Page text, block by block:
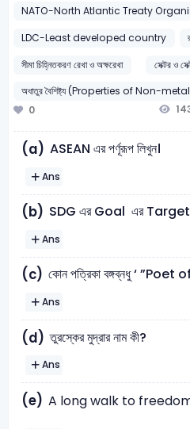
NATO-North Atlantic Treaty
LDC-Least developed country
সীমা চিহ্নিতকরণ রেখা ও অক্ষরেখা
সেক্টর ও
অধাতুর বৈশিষ্ট্য (Properties of Non-
0
(a) ASEAN এর পর্ণূরূপ লিখুন।
Ans
(b) SDG এর Goal এর Target
Ans
(c) কোন পত্রিকা বঙ্গব্নধু ‘ ”Poet
Ans
(d) তুরস্কের মুদ্রার নাম কী?
Ans
(e) A long walk to freedom